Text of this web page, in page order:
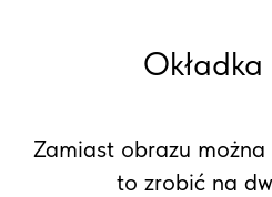
Zamiast obrazu
to zrobić na